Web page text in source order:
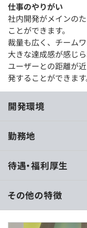
仕事のやりがい
社内開発がメインの
ことができます。
裁量も広く、チーム
大きな達成感が感じら
ユーザーとの距離が
発することができます
開発環境
担当する分野やプロ
同じメンバーと作業
ムワークを円滑にし、
開発力を高める一翼
勤務地
待遇・福利厚生
・賃金形態：月給制
その他の特徴